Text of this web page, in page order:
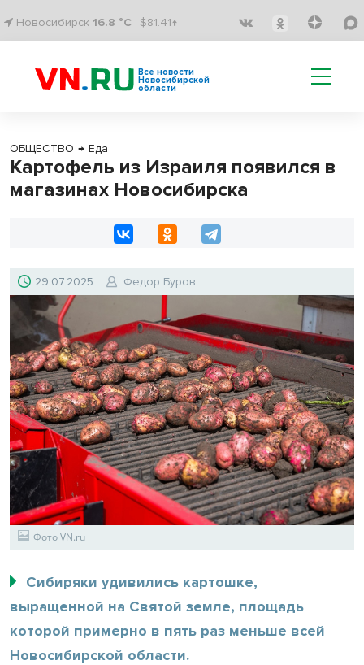
Новосибирск 16.8 °C $81.41↑
Все новости
Новосибирской
области
ОБЩЕСТВО → Еда
Картофель из Израиля появился в
магазинах Новосибирска
29.07.2025 Федор Буров
Фото VN.ru
Сибиряки удивились картошке,
выращенной на Святой земле, площадь
которой примерно в пять раз меньше всей
Новосибирской области.